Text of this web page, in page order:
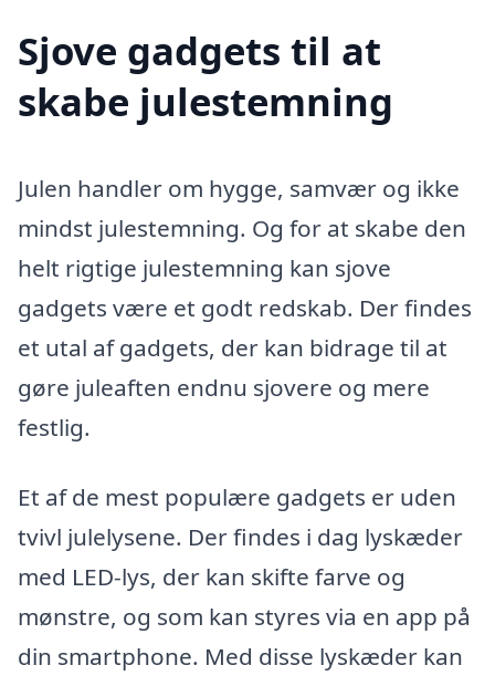
Sjove gadgets til at
skabe julestemning
Julen handler om hygge, samvær og ikke
mindst julestemning. Og for at skabe den
helt rigtige julestemning kan sjove
gadgets være et godt redskab. Der findes
et utal af gadgets, der kan bidrage til at
gøre juleaften endnu sjovere og mere
festlig.
Et af de mest populære gadgets er uden
tvivl julelysene. Der findes i dag lyskæder
med LED-lys, der kan skifte farve og
mønstre, og som kan styres via en app på
din smartphone. Med disse lyskæder kan